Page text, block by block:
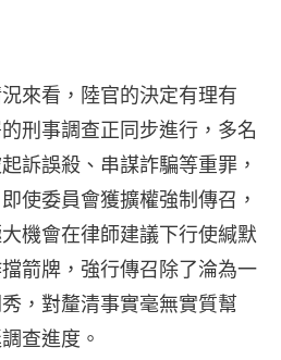
來看，陸官的決定有理有
刑事調查正同步進行，多名
訴誤殺、串謀詐騙等重罪，
使委員會獲擴權強制傳召，
機會在律師建議下行使緘默
箭牌，強行傳召除了淪為一
，對釐清事實毫無實質幫
查進度。